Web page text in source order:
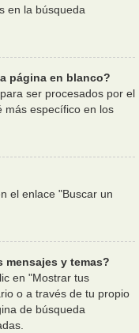
en la búsqueda
página en blanco?
ser procesados por el
más específico en los
el enlace "Buscar un
mensajes y temas?
en "Mostrar tus
o a través de tu propio
de búsqueda